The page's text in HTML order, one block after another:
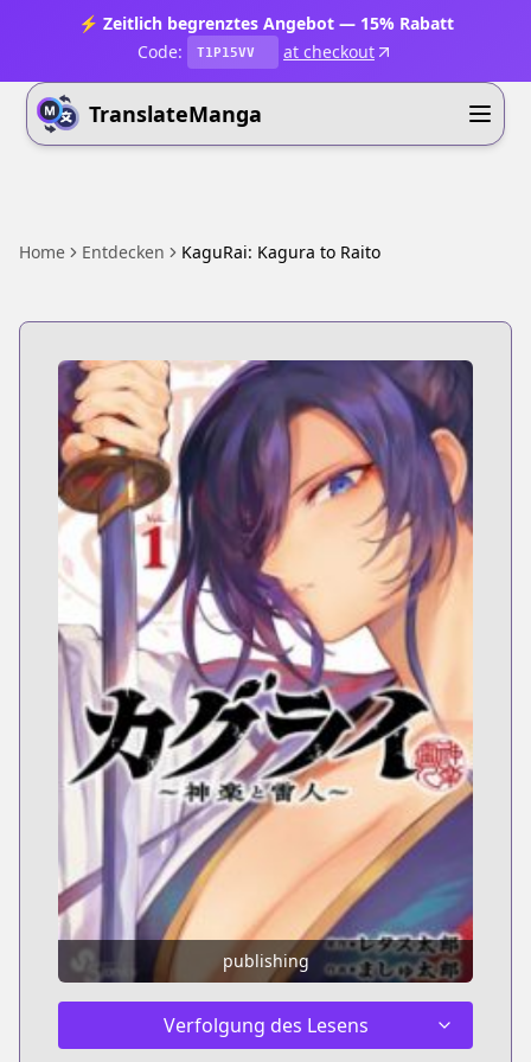
⚡ Zeitlich begrenztes Angebot — 15% Rabatt
Code:
T1P15VV at checkout
TranslateManga
Home Entdecken KaguRai: Kagura to Raito
publishing
Verfolgung des Lesens